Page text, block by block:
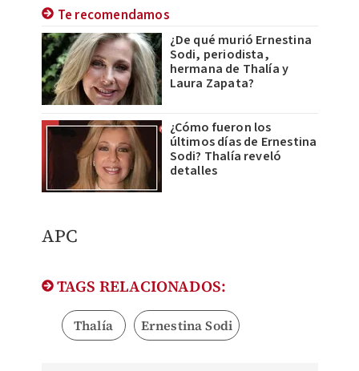
Te recomendamos
¿De qué murió Ernestina
Sodi, periodista,
hermana de Thalía y
Laura Zapata?
¿Cómo fueron los
últimos días de Ernestina
Sodi? Thalía reveló
detalles
APC
TAGS RELACIONADOS:
Thalía Ernestina Sodi